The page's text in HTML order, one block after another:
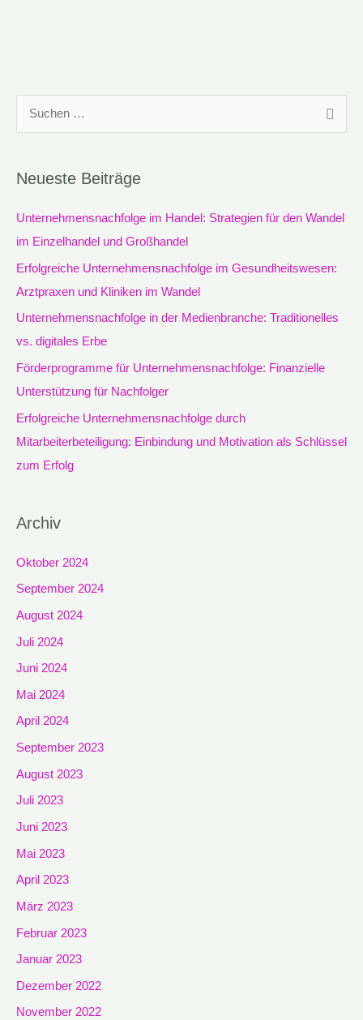
h
e
n
Neueste Beiträge
Unternehmensnachfolge im Handel: Strategien für den Wandel
im Einzelhandel und Großhandel
Erfolgreiche Unternehmensnachfolge im Gesundheitswesen:
Arztpraxen und Kliniken im Wandel
Unternehmensnachfolge in der Medienbranche: Traditionelles
vs. digitales Erbe
Förderprogramme für Unternehmensnachfolge: Finanzielle
Unterstützung für Nachfolger
Erfolgreiche Unternehmensnachfolge durch
Mitarbeiterbeteiligung: Einbindung und Motivation als Schlüssel
zum Erfolg
Archiv
Oktober 2024
September 2024
August 2024
Juli 2024
Juni 2024
Mai 2024
April 2024
September 2023
August 2023
Juli 2023
Juni 2023
Mai 2023
April 2023
März 2023
Februar 2023
Januar 2023
Dezember 2022
November 2022